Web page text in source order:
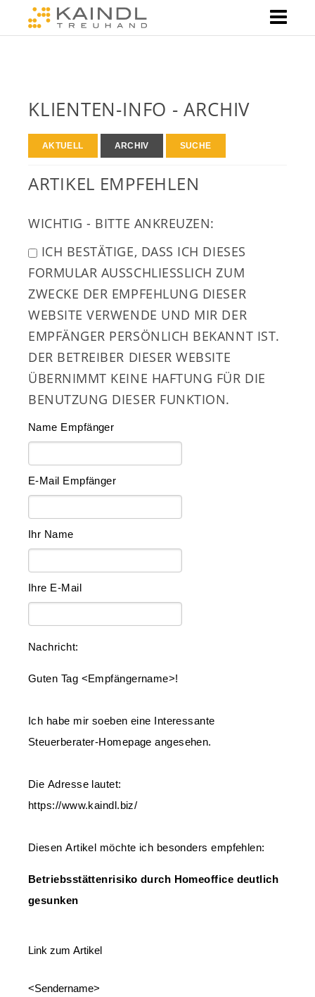
KLIENTEN-INFO - ARCHIV
AKTUELL ARCHIV SUCHE
ARTIKEL EMPFEHLEN
WICHTIG - BITTE ANKREUZEN:
ICH BESTÄTIGE, DASS ICH DIESES
FORMULAR AUSSCHLIESSLICH ZUM Z
WECKE DER EMPFEHLUNG DIESER W
EBSITE VERWENDE UND MIR DER E
MPFÄNGER PERSÖNLICH BEKANNT IST.
DER BETREIBER DIESER WEBSITE
ÜBERNIMMT KEINE HAFTUNG FÜR DIE
BENUTZUNG DIESER FUNKTION.
Name Empfänger
E-Mail Empfänger
Ihr Name
Ihre E-Mail
Nachricht:
Guten Tag <Empfängername>!
Ich habe mir soeben eine Interessante
Steuerberater-Homepage angesehen.
Die Adresse lautet:
https://www.kaindl.biz/
Diesen Artikel möchte ich besonders empfehlen:
Betriebsstättenrisiko durch Homeoffice deutlich
gesunken
Link zum Artikel
<Sendername>